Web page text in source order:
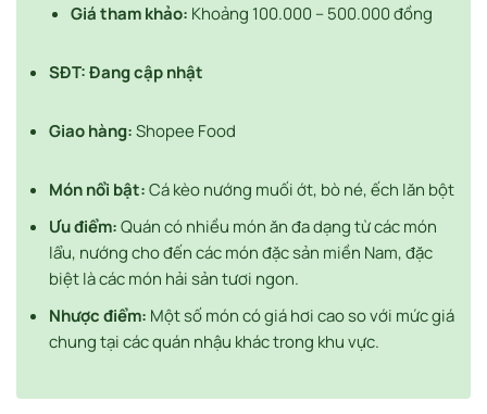
Giá tham khảo: Khoảng 100.000 – 500.000 đồng
SĐT:Đang cập nhật
Giao hàng:Shopee Food
Món nổi bật:Cá kèo nướng muối ớt, bò né, ếch lăn bột
Ưu điểm:Quán có nhiều món ăn đa dạng từ các món
lẩu, nướng cho đến các món đặc sản miền Nam, đặc
biệt là các món hải sản tươi ngon.
Nhược điểm: Một số món có giá hơi cao so với mức giá
chung tại các quán nhậu khác trong khu vực.